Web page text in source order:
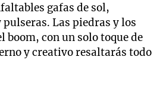
gafas de sol,
Las piedras y los
boom, con un solo toque de
y creativo resaltarás todo